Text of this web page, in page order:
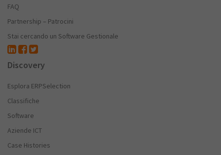
FAQ
Partnership – Patrocini
Stai cercando un Software Gestionale
Discovery
Esplora ERPSelection
Classifiche
Software
Aziende ICT
Case Histories